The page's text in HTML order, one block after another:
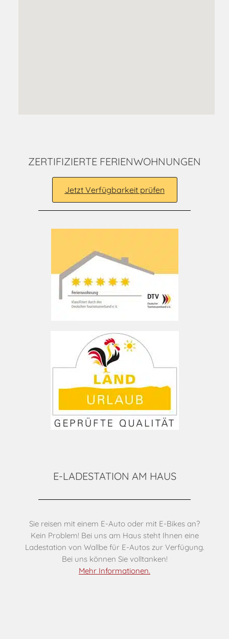
ZERTIFIZIERTE FERIENWOHNUNGEN
Jetzt Verfügbarkeit prüfen
E-LADESTATION AM HAUS
Sie reisen mit einem E-Auto oder mit E-Bikes an?
Kein Problem! Bei uns am Haus steht Ihnen eine
Ladestation von Wallbe für E-Autos zur Verfügung.
Bei uns können Sie volltanken!
Mehr Informationen.